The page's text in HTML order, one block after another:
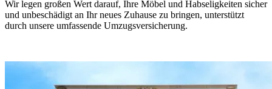
Wir legen großen Wert darauf, Ihre Möbel und Habseligkeiten sicher
und unbeschädigt an Ihr neues Zuhause zu bringen, unterstützt
durch unsere umfassende Umzugsversicherung.